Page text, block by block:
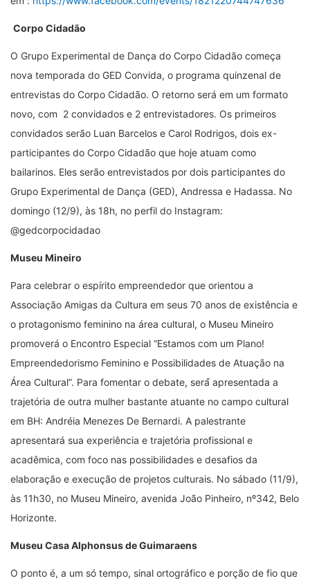
Corpo Cidadão
O Grupo Experimental de Dança do Corpo Cidadão começa
nova temporada do GED Convida, o programa quinzenal de
entrevistas do Corpo Cidadão. O retorno será em um formato
novo, com 2 convidados e 2 entrevistadores. Os primeiros
convidados serão Luan Barcelos e Carol Rodrigos, dois ex-
participantes do Corpo Cidadão que hoje atuam como
bailarinos. Eles serão entrevistados por dois participantes do
Grupo Experimental de Dança (GED), Andressa e Hadassa. No
domingo (12/9), às 18h, no perfil do Instagram:
@gedcorpocidadao
Museu Mineiro
Para celebrar o espírito empreendedor que orientou a
Associação Amigas da Cultura em seus 70 anos de existência e
o protagonismo feminino na área cultural, o Museu Mineiro
promoverá o Encontro Especial “Estamos com um Plano!
Empreendedorismo Feminino e Possibilidades de Atuação na
Área Cultural”. Para fomentar o debate, será́ apresentada a
trajetória de outra mulher bastante atuante no campo cultural
em BH: Andréia Menezes De Bernardi. A palestrante
apresentará sua experiência e trajetória profissional e
acadêmica, com foco nas possibilidades e desafios da
elaboração e execução de projetos culturais. No sábado (11/9),
às 11h30, no Museu Mineiro, avenida João Pinheiro, nº342, Belo
Horizonte.
Museu Casa Alphonsus de Guimaraens
O ponto é, a um só tempo, sinal ortográfico e porção de fio que